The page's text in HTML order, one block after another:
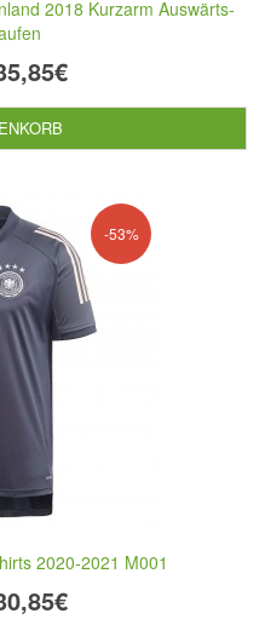
2018 Kurzarm Auswärts-
-53%
2020-2021 M001